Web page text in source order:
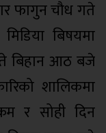
फागुन चौध गते
बिषयमा
बिहान आठ बजे
शालिकमा
र सोही दिन